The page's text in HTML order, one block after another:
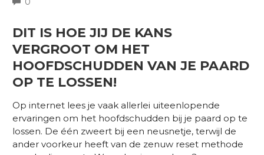
DIT IS HOE JIJ DE KANS
VERGROOT OM HET
HOOFDSCHUDDEN VAN JE PAARD
OP TE LOSSEN!
Op internet lees je vaak allerlei uiteenlopende
ervaringen om het hoofdschudden bij je paard op te
lossen. De één zweert bij een neusnetje, terwijl de
ander voorkeur heeft van de zenuw reset methode